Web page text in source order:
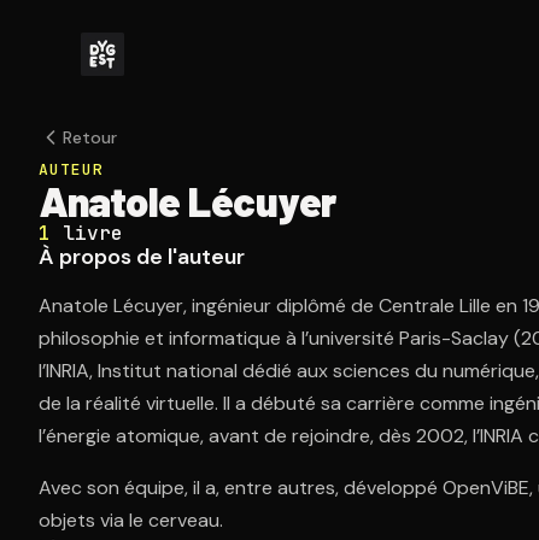
Retour
AUTEUR
Anatole Lécuyer
1 livre
À propos de l'auteur
Anatole Lécuyer, ingénieur diplômé de Centrale Lille en
philosophie et informatique à l’université Paris-Saclay
l’INRIA, Institut national dédié aux sciences du
de la réalité virtuelle. Il a débuté sa carrière comme
l’énergie atomique, avant de rejoindre, dès 2002, l’INRIA
Avec son équipe, il a, entre autres, développé
objets via le cerveau.